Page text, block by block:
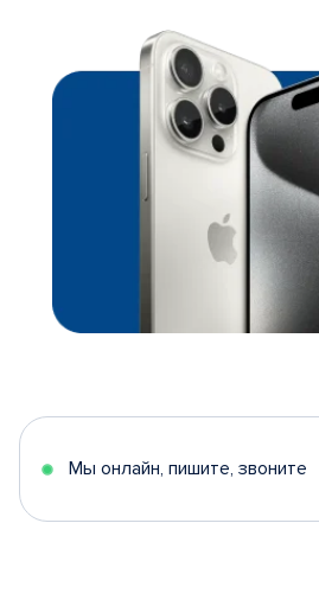
Мы онлайн, пишите, звоните